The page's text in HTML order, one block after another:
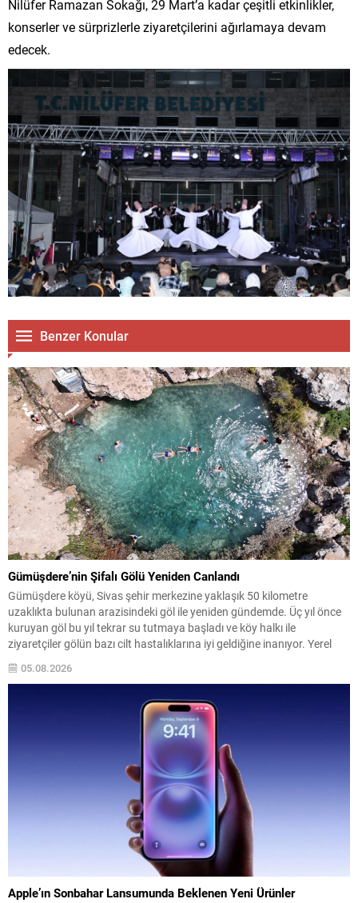
Nilüfer Ramazan Sokağı, 29 Mart’a kadar çeşitli etkinlikler,
konserler ve sürprizlerle ziyaretçilerini ağırlamaya devam
edecek.
Benzer Konular
Gümüşdere’nin Şifalı Gölü Yeniden Canlandı
Gümüşdere köyü, Sivas şehir merkezine yaklaşık 50 kilometre
uzaklıkta bulunan arazisindeki göl ile yeniden gündemde. Üç yıl önce
kuruyan göl bu yıl tekrar su tutmaya başladı ve köy halkı ile
ziyaretçiler gölün bazı cilt hastalıklarına iyi geldiğine inanıyor. Yerel
halkın ifadelerine göre gölün suyunun özellikle uyuz, egzama ve çeşitli
deri...05.08.2026
Apple’ın Sonbahar Lansumunda Beklenen Yeni Ürünler